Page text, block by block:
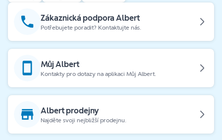
Zákaznická podpora Albert
Potřebujete poradit? Kontaktujte nás.
Můj Albert
Kontakty pro dotazy na aplikaci Můj Albert.
Albert prodejny
Najděte svoji nejbližší prodejnu.